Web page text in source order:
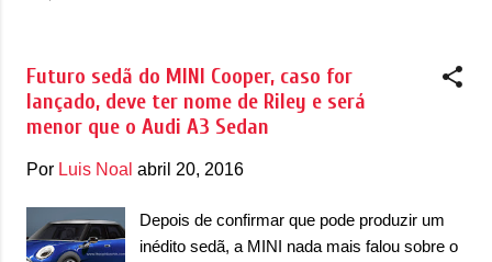
Futuro sedã do MINI Cooper, caso for
lançado, deve ter nome de Riley e será
menor que o Audi A3 Sedan
Por Luis Noal abril 20, 2016
Depois de confirmar que pode produzir um
inédito sedã, a MINI nada mais falou sobre o